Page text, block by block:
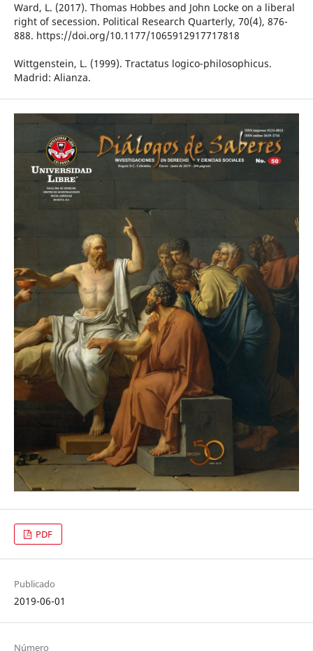
Ward, L. (2017). Thomas Hobbes and John Locke on a liberal
right of secession. Political Research Quarterly, 70(4), 876-
888. https://doi.org/10.1177/1065912917717818
Wittgenstein, L. (1999). Tractatus logico-philosophicus.
Madrid: Alianza.
PDF
Publicado
2019-06-01
Número